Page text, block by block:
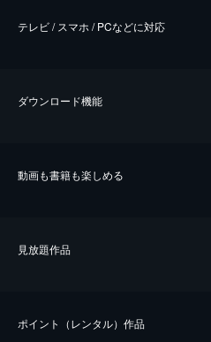
テレビ / スマホ / PCなどに対応
ダウンロード機能
動画も書籍も楽しめる
⾒放題作品
ポイント（レンタル）作品